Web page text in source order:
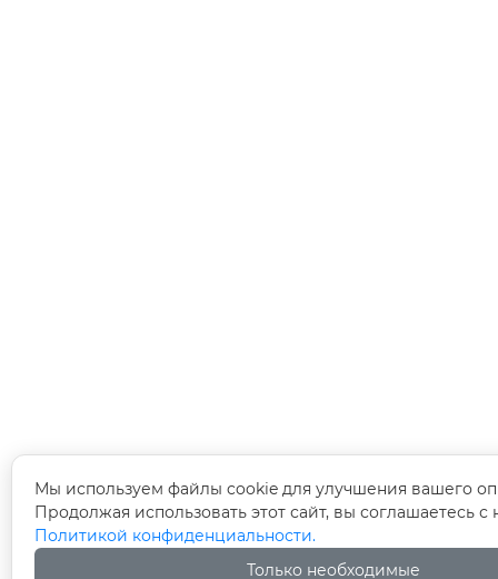
Мы используем файлы cookie для улучшения вашего
Продолжая использовать этот сайт, вы соглашаетесь
Политикой конфиденциальности.
Только необходимые